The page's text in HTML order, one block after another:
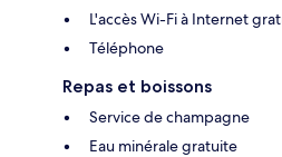
L'accès Wi-Fi à Internet
Téléphone
Repas et boissons
Service de champagne
Eau minérale gratuite